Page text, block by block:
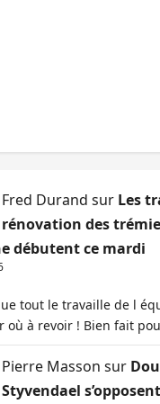
Fred Durand sur Les
rénovation des
débutent ce mardi
tout le travaille de l
où à revoir ! Bien fait
Pierre Masson sur
Styvendael